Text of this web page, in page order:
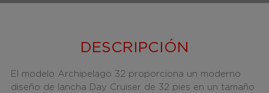
DESCRIPCIÓN
El modelo Archipelago 32 proporciona un moderno
diseño de lancha Day Cruiser de 32 pies en un tamaño